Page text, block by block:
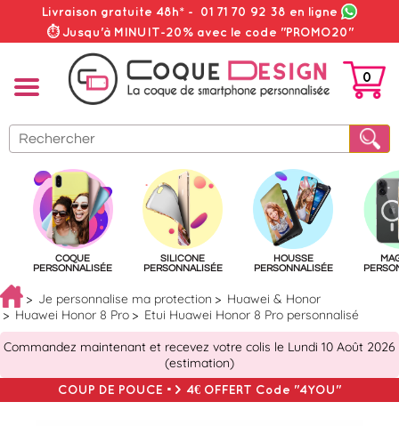
Livraison gratuite 48h* - 01 71 70 92 38 en ligne
⏱ Jusqu'à MINUIT-20% avec le code "PROMO20"
PANIER
0
COQUE
PERSONNALISÉE
SILICONE
PERSONNALISÉE
HOUSSE
PERSONNALISÉE
Je personnalise ma protection
Huawei & Honor
Huawei Honor 8 Pro
Etui Huawei Honor 8 Pro personnalisé
Commandez maintenant et recevez votre colis le Lundi 10 Août 2026
(estimation)
COUP DE POUCE => 4€ OFFERT Code "4YOU"